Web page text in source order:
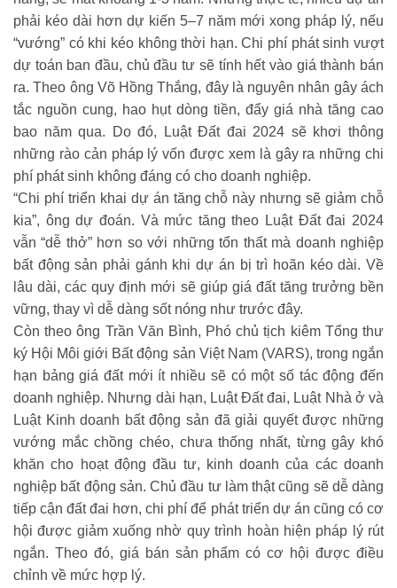
phải kéo dài hơn dự kiến 5–7 năm mới xong pháp lý, nếu
“vướng” có khi kéo không thời hạn. Chi phí phát sinh vượt
dự toán ban đầu, chủ đầu tư sẽ tính hết vào giá thành bán
ra. Theo ông Võ Hồng Thắng, đây là nguyên nhân gây ách
tắc nguồn cung, hao hụt dòng tiền, đẩy giá nhà tăng cao
bao năm qua. Do đó, Luật Đất đai 2024 sẽ khơi thông
những rào cản pháp lý vốn được xem là gây ra những chi
phí phát sinh không đáng có cho doanh nghiệp.
“Chi phí triển khai dự án tăng chỗ này nhưng sẽ giảm chỗ
kia”, ông dự đoán. Và mức tăng theo Luật Đất đai 2024
vẫn “dễ thở” hơn so với những tổn thất mà doanh nghiệp
bất động sản phải gánh khi dự án bị trì hoãn kéo dài. Về
lâu dài, các quy định mới sẽ giúp giá đất tăng trưởng bền
vững, thay vì dễ dàng sốt nóng như trước đây.
Còn theo ông Trần Văn Bình, Phó chủ tịch kiêm Tổng thư
ký Hội Môi giới Bất động sản Việt Nam (VARS), trong ngắn
hạn bảng giá đất mới ít nhiều sẽ có một số tác động đến
doanh nghiệp. Nhưng dài hạn, Luật Đất đai, Luật Nhà ở và
Luật Kinh doanh bất động sản đã giải quyết được những
vướng mắc chồng chéo, chưa thống nhất, từng gây khó
khăn cho hoạt động đầu tư, kinh doanh của các doanh
nghiệp bất động sản. Chủ đầu tư làm thật cũng sẽ dễ dàng
tiếp cận đất đai hơn, chi phí để phát triển dự án cũng có cơ
hội được giảm xuống nhờ quy trình hoàn hiện pháp lý rút
ngắn. Theo đó, giá bán sản phẩm có cơ hội được điều
chỉnh về mức hợp lý.